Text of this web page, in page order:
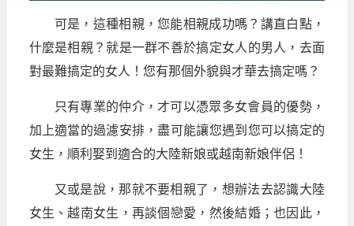
可是，這種相親，您能相親成功嗎？講直白點，
什麼是相親？就是一群不善於搞定女人的男人，去面
對最難搞定的女人！您有那個外貌與才華去搞定嗎？
只有專業的仲介，才可以憑眾多女會員的優勢，
加上適當的過濾安排，盡可能讓您遇到您可以搞定的
女生，順利娶到適合的大陸新娘或越南新娘伴侶！
又或是說，那就不要相親了，想辦法去認識大陸
女生、越南女生，再談個戀愛，然後結婚；也因此，